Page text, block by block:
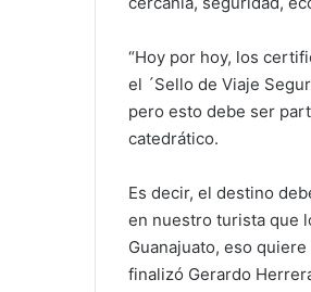
“Hoy por hoy, los
el ´Sello de Viaje
pero esto debe ser
catedrático.
Es decir, el destino
en nuestro turista que
Guanajuato, eso
finalizó Gerardo